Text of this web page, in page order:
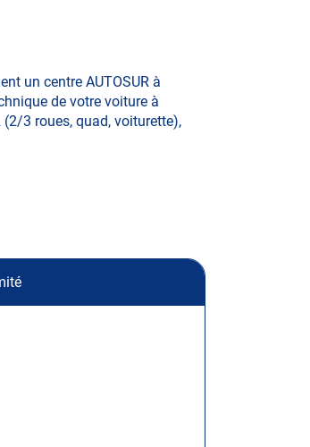
un centre AUTOSUR à
de votre voiture à
(2/3 roues, quad, voiturette),